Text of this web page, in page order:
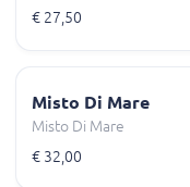
€ 27,50
Misto Di Mare
Misto Di Mare
€ 32,00